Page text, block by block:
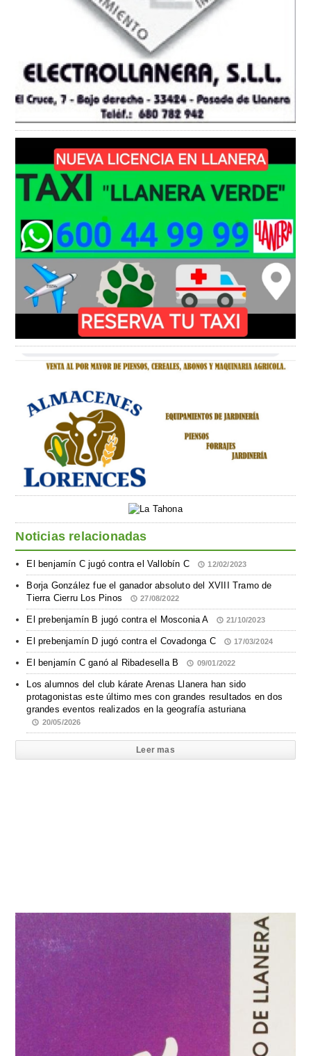
Noticias relacionadas
El benjamín C jugó contra el Vallobín C 12/02/2023
Borja González fue el ganador absoluto del XVIII Tramo de
Tierra Cierru Los Pinos
27/08/2022
El prebenjamín B jugó contra el Mosconia A 21/10/2023
El prebenjamín D jugó contra el Covadonga C 17/03/2024
El benjamín C ganó al Ribadesella B 09/01/2022
Los alumnos del club kárate Arenas Llanera han sido
protagonistas este último mes con grandes resultados en dos
grandes eventos realizados en la geografía asturiana
20/05/2026
Leer mas